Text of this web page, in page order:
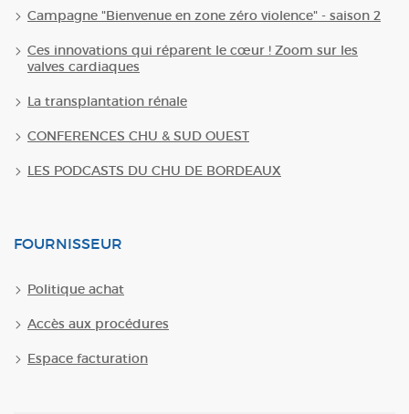
Campagne "Bienvenue en zone zéro violence" - saison 2
Ces innovations qui réparent le cœur ! Zoom sur les
valves cardiaques
La transplantation rénale
CONFERENCES CHU & SUD OUEST
LES PODCASTS DU CHU DE BORDEAUX
FOURNISSEUR
Politique achat
Accès aux procédures
Espace facturation